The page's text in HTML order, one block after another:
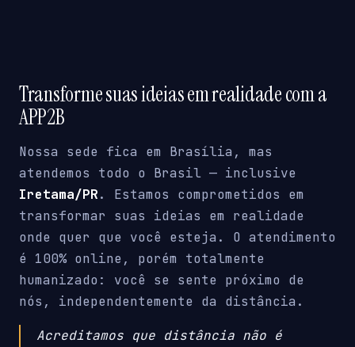
Transforme suas ideias em realidade com a
APP2B
Nossa sede fica em Brasília, mas
atendemos todo o Brasil — inclusive
Iretama/PR. Estamos comprometidos em
transformar suas ideias em realidade
onde quer que você esteja. O atendimento
é 100% online, porém totalmente
humanizado: você se sente próximo de
nós, independentemente da distância.
Acreditamos que distância não é